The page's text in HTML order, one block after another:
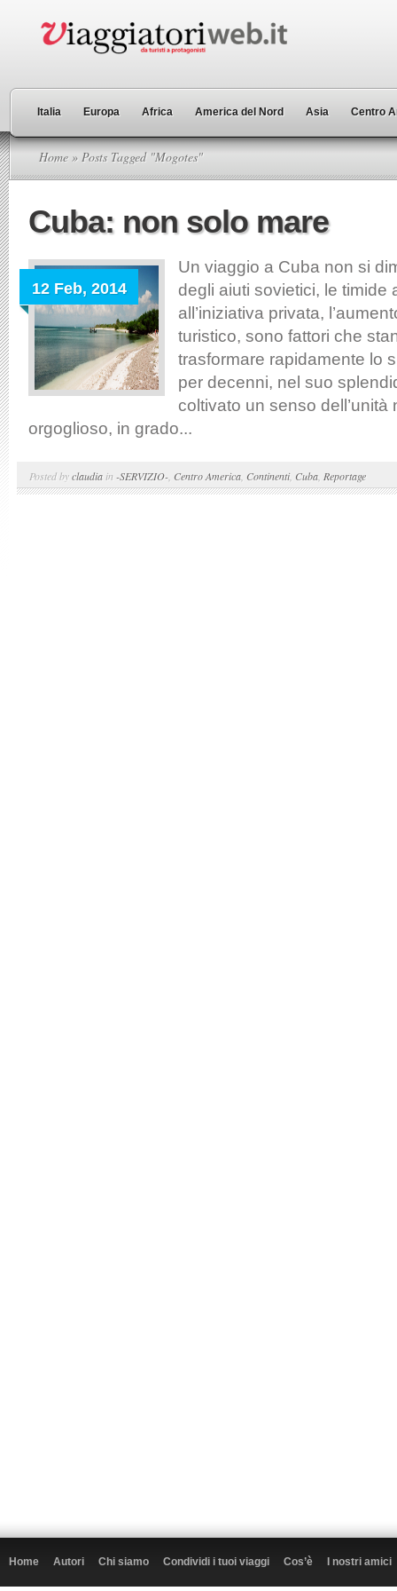
Italia Europa Africa America del Nord Asia Centro
Home » Posts Tagged "Mogotes"
Cuba: non solo mare
12 Feb, 2014
Un viaggio a Cuba non si
degli aiuti sovietici, le timide
all’iniziativa privata,
turistico, sono fattori che
trasformare rapidamente lo
per decenni, nel suo
coltivato un senso dell’unità
orgoglioso, in grado...
Posted byclaudia in -SERVIZIO- Centro America Continenti, Cuba Reportage
Home Autori Chi siamo Condividi i tuoi viaggi Cos’è I nostri amici